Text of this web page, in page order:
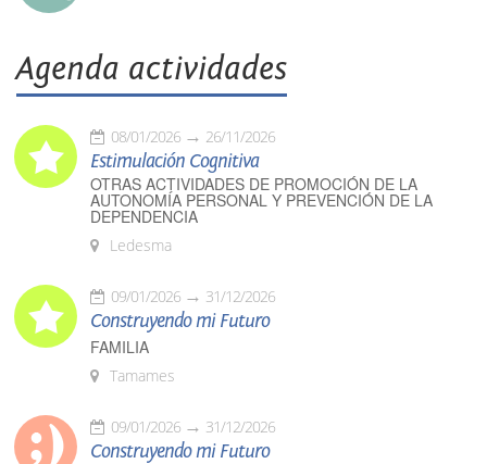
Agenda actividades
08/01/2026 26/11/2026
Estimulación Cognitiva
OTRAS ACTIVIDADES DE PROMOCIÓN DE LA
AUTONOMÍA PERSONAL Y PREVENCIÓN DE LA
DEPENDENCIA
Ledesma
09/01/2026 31/12/2026
Construyendo mi Futuro
FAMILIA
Tamames
09/01/2026 31/12/2026
Construyendo mi Futuro